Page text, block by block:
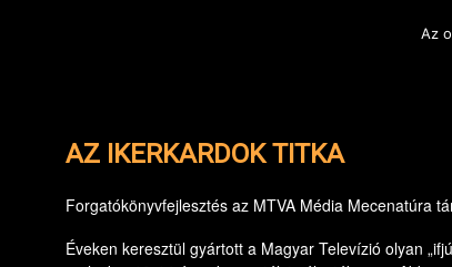
AZ IKERKARDOK TITKA
Forgatókönyvfejlesztés az MTVA Média Mecenatúra
Éveken keresztül gyártott a Magyar Televízió olyan
Az